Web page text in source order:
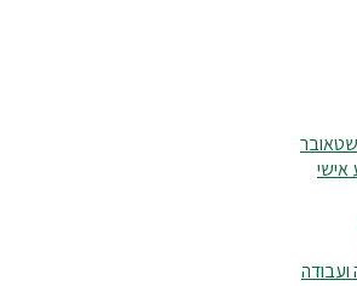
שטאובר
אישי
ועבודה